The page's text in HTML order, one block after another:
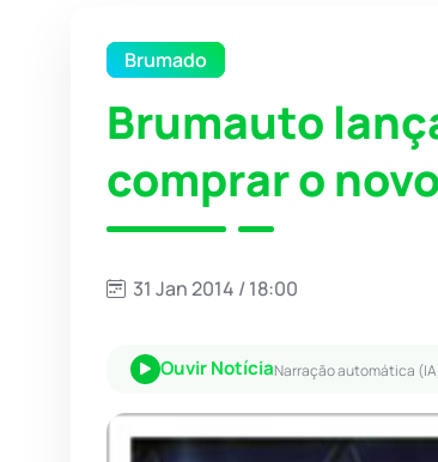
Brumado
Brumauto
comprar o
31 Jan 2014 / 18:00
Ouvir NotíciaNarração automática